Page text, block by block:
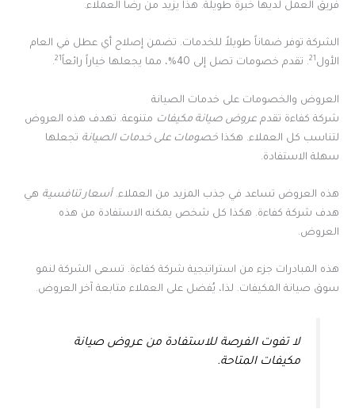
فريق العمل لديها خبرة طويلة. هذا يزيد من رضا العملاء.
الشركة توفر ضماناً طويلاً للخدمات. تضمن إصلاح أي عطل في العام
الأول21. تقدم خصومات تصل إلى 40%، مما يجعلها خياراً رائعاً 21
.
العروض والخصومات على خدمات الصيانة
شركة كفاءة تقدم عروض صيانة مكيفات متنوعة. تهدف هذه العروض
لتناسب كل العملاء. هكذا خصومات على خدمات الصيانة تجعلها
سهلة الاستفادة.
هذه العروض تساعد في جذب المزيد من العملاء. أسعار تنافسية هي
هدف شركة كفاءة. هكذا كل شخص يمكنه الاستفادة من هذه
العروض.
هذه المبادرات جزء من استراتيجية شركة كفاءة. تسعى الشركة لنمو
سوق صيانة المكيفات. لذا، يُفضل على العملاء متابعة آخر العروض.
لا تفوت الفرصة للاستفادة منعروض صيانة
مكيفات المتاحة.